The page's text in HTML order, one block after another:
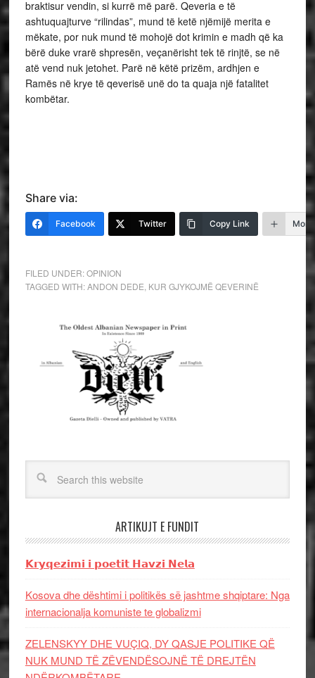
braktisur vendin, si kurrë më parë. Qeveria e të
ashtuquajturve “rilindas”, mund të ketë njëmijë merita e
mëkate, por nuk mund të mohojë dot krimin e madh që ka
bërë duke vrarë shpresën, veçanërisht tek të rinjtë, se në
atë vend nuk jetohet. Parë në këtë prizëm, ardhjen e
Ramës në krye të qeverisë unë do ta quaja një fatalitet
kombëtar.
Share via:
Facebook Twitter Copy Link More
FILED UNDER:OPINION
TAGGED WITH:ANDON DEDE KUR GJYKOJMË QEVERINË
ARTIKUJT E FUNDIT
𝗞𝗿𝘆𝗾𝗲𝘇𝗶𝗺𝗶 𝗶 𝗽𝗼𝗲𝘁𝗶𝘁 𝗛𝗮𝘃𝘇𝗶 𝗡𝗲𝗹𝗮
Kosova dhe dështimi i politikës së jashtme shqiptare: Nga
internacionalja komuniste te globalizmi
ZELENSKYY DHE VUÇIQ, DY QASJE POLITIKE QË
NUK MUND TË ZËVENDËSOJNË TË DREJTËN